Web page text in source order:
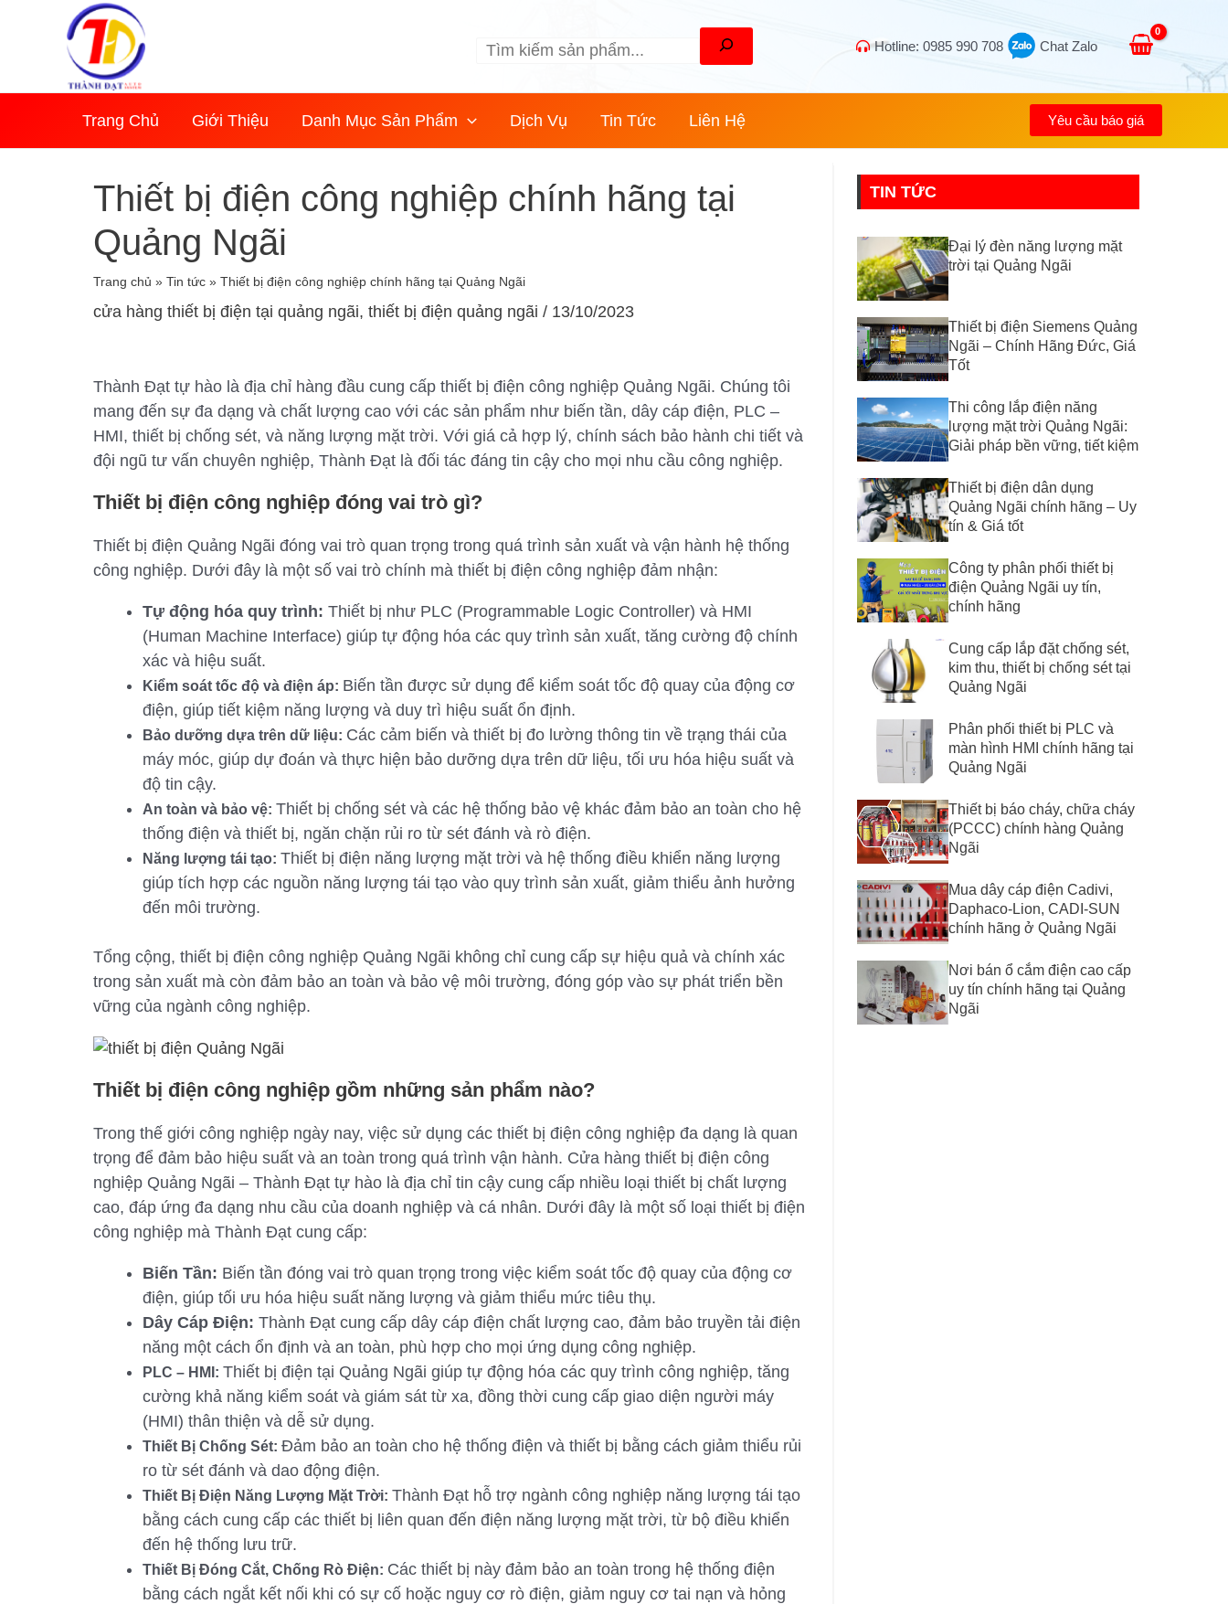
Hotline: 0985 990 708 Chat Zalo
Trang Chủ Giới Thiệu Danh Mục Sản Phẩm Dịch Vụ Tin Tức Liên Hệ Yêu cầu báo giá
Thiết bị điện công nghiệp chính hãng tại
Quảng Ngãi
Trang chủ » Tin tức » Thiết bị điện công nghiệp chính hãng tại Quảng Ngãi
cửa hàng thiết bị điện tại quảng ngãi, thiết bị điện quảng ngãi / 13/10/2023
Thành Đạt tự hào là địa chỉ hàng đầu cung cấp thiết bị điện công nghiệp Quảng Ngãi. Chúng tôi
mang đến sự đa dạng và chất lượng cao với các sản phẩm như biến tần, dây cáp điện, PLC –
HMI, thiết bị chống sét, và năng lượng mặt trời. Với giá cả hợp lý, chính sách bảo hành chi tiết và
đội ngũ tư vấn chuyên nghiệp, Thành Đạt là đối tác đáng tin cậy cho mọi nhu cầu công nghiệp.
Thiết bị điện công nghiệp đóng vai trò gì?
Thiết bị điện Quảng Ngãi đóng vai trò quan trọng trong quá trình sản xuất và vận hành hệ thống
công nghiệp. Dưới đây là một số vai trò chính mà thiết bị điện công nghiệp đảm nhận:
Tự động hóa quy trình: Thiết bị như PLC (Programmable Logic Controller) và HMI
(Human Machine Interface) giúp tự động hóa các quy trình sản xuất, tăng cường độ chính
xác và hiệu suất.
Kiểm soát tốc độ và điện áp: Biến tần được sử dụng để kiểm soát tốc độ quay của động cơ
điện, giúp tiết kiệm năng lượng và duy trì hiệu suất ổn định.
Bảo dưỡng dựa trên dữ liệu: Các cảm biến và thiết bị đo lường thông tin về trạng thái của
máy móc, giúp dự đoán và thực hiện bảo dưỡng dựa trên dữ liệu, tối ưu hóa hiệu suất và
độ tin cậy.
An toàn và bảo vệ: Thiết bị chống sét và các hệ thống bảo vệ khác đảm bảo an toàn cho hệ
thống điện và thiết bị, ngăn chặn rủi ro từ sét đánh và rò điện.
Năng lượng tái tạo: Thiết bị điện năng lượng mặt trời và hệ thống điều khiển năng lượng
giúp tích hợp các nguồn năng lượng tái tạo vào quy trình sản xuất, giảm thiểu ảnh hưởng
đến môi trường.
Tổng cộng, thiết bị điện công nghiệp Quảng Ngãi không chỉ cung cấp sự hiệu quả và chính xác
trong sản xuất mà còn đảm bảo an toàn và bảo vệ môi trường, đóng góp vào sự phát triển bền
vững của ngành công nghiệp.
Thiết bị điện công nghiệp gồm những sản phẩm nào?
Trong thế giới công nghiệp ngày nay, việc sử dụng các thiết bị điện công nghiệp đa dạng là quan
trọng để đảm bảo hiệu suất và an toàn trong quá trình vận hành. Cửa hàng thiết bị điện công
nghiệp Quảng Ngãi – Thành Đạt tự hào là địa chỉ tin cậy cung cấp nhiều loại thiết bị chất lượng
cao, đáp ứng đa dạng nhu cầu của doanh nghiệp và cá nhân. Dưới đây là một số loại thiết bị điện
công nghiệp mà Thành Đạt cung cấp:
Biến Tần: Biến tần đóng vai trò quan trọng trong việc kiểm soát tốc độ quay của động cơ
điện, giúp tối ưu hóa hiệu suất năng lượng và giảm thiểu mức tiêu thụ.
Dây Cáp Điện: Thành Đạt cung cấp dây cáp điện chất lượng cao, đảm bảo truyền tải điện
năng một cách ổn định và an toàn, phù hợp cho mọi ứng dụng công nghiệp.
PLC – HMI: Thiết bị điện tại Quảng Ngãi giúp tự động hóa các quy trình công nghiệp, tăng
cường khả năng kiểm soát và giám sát từ xa, đồng thời cung cấp giao diện người máy
(HMI) thân thiện và dễ sử dụng.
Thiết Bị Chống Sét: Đảm bảo an toàn cho hệ thống điện và thiết bị bằng cách giảm thiểu rủi
ro từ sét đánh và dao động điện.
Thiết Bị Điện Năng Lượng Mặt Trời: Thành Đạt hỗ trợ ngành công nghiệp năng lượng tái tạo
bằng cách cung cấp các thiết bị liên quan đến điện năng lượng mặt trời, từ bộ điều khiển
đến hệ thống lưu trữ.
Thiết Bị Đóng Cắt, Chống Rò Điện: Các thiết bị này đảm bảo an toàn trong hệ thống điện
bằng cách ngắt kết nối khi có sự cố hoặc nguy cơ rò điện, giảm nguy cơ tai nạn và hỏng
TIN TỨC
Đại lý đèn năng lượng mặt
trời tại Quảng Ngãi
Thiết bị điện Siemens Quảng
Ngãi – Chính Hãng Đức, Giá
Tốt
Thi công lắp điện năng
lượng mặt trời Quảng Ngãi:
Giải pháp bền vững, tiết kiệm
Thiết bị điện dân dụng
Quảng Ngãi chính hãng – Uy
tín & Giá tốt
Công ty phân phối thiết bị
điện Quảng Ngãi uy tín,
chính hãng
Cung cấp lắp đặt chống sét,
kim thu, thiết bị chống sét tại
Quảng Ngãi
Phân phối thiết bị PLC và
màn hình HMI chính hãng tại
Quảng Ngãi
Thiết bị báo cháy, chữa cháy
(PCCC) chính hàng Quảng
Ngãi
Mua dây cáp điện Cadivi,
Daphaco-Lion, CADI-SUN
chính hãng ở Quảng Ngãi
Nơi bán ổ cắm điện cao cấp
uy tín chính hãng tại Quảng
Ngãi